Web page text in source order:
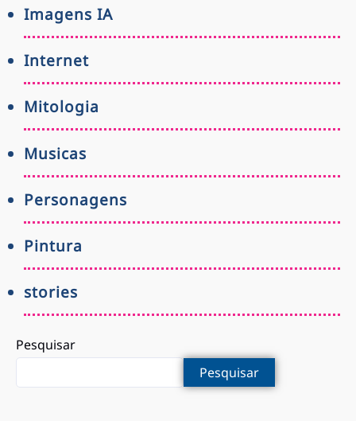
Imagens IA
Internet
Mitologia
Musicas
Personagens
Pintura
stories
Pesquisar
Pesquisar